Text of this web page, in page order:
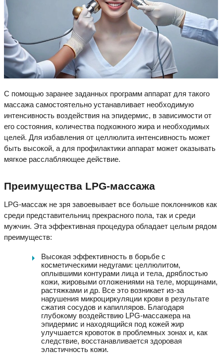
С помощью заранее заданных программ аппарат для такого
массажа самостоятельно устанавливает необходимую
интенсивность воздействия на эпидермис, в зависимости от
его состояния, количества подкожного жира и необходимых
целей. Для избавления от целлюлита интенсивность может
быть высокой, а для профилактики аппарат может оказывать
мягкое расслабляющее действие.
Преимущества LPG-массажа
LPG-массаж не зря завоевывает все больше поклонников как
среди представительниц прекрасного пола, так и среди
мужчин. Эта эффективная процедура обладает целым рядом
преимуществ:
Высокая эффективность в борьбе с
косметическими недугами: целлюлитом,
оплывшими контурами лица и тела, дряблостью
кожи, жировыми отложениями на теле, морщинами,
растяжками и др. Все это возникает из-за
нарушения микроциркуляции крови в результате
сжатия сосудов и капилляров. Благодаря
глубокому воздействию LPG-массажера на
эпидермис и находящийся под кожей жир
улучшается кровоток в проблемных зонах и, как
следствие, восстанавливается здоровая
эластичность кожи.